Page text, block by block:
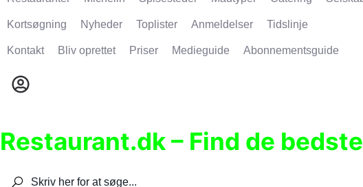
Kortsøgning Nyheder Toplister Anmeldelser Tidslinje
Kontakt Bliv oprettet Priser Medieguide Abonnementsguide
Restaurant.dk – Find de